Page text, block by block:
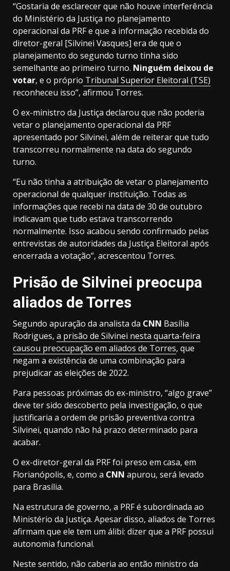
“Gostaria de esclarecer que não houve interferência
do Ministério da Justiça no planejamento
operacional da PRF e que a informação recebida do
diretor-geral [Silvinei Vasques] era de que o
planejamento do segundo turno tinha sido
semelhante ao primeiro turno. Ninguém deixou de
votar, e o próprio Tribunal Superior Eleitoral (TSE)
reconheceu isso”, afirmou Torres.
O ex-ministro da Justiça declarou que não poderia
vetar o planejamento operacional da PRF
apresentado por Silvinei, além de reiterar que tudo
transcorreu normalmente na data do segundo
turno.
“Eu não tinha a atribuição de vetar o planejamento
operacional de qualquer instituição. Todas as
informações que recebi na data de 30 de outubro
indicavam que tudo estava transcorrendo
normalmente. Isso acabou sendo confirmado pelas
entrevistas de autoridades da Justiça Eleitoral após
encerrada a votação”, acrescentou Torres.
Prisão de Silvinei preocupa
aliados de Torres
Segundo apuração da analista da CNN Basília
Rodrigues, a prisão de Silvinei nesta quarta-feira
causou preocupação em aliados de Torres, que
negam a existência de uma combinação para
prejudicar as eleições de 2022.
Para pessoas próximas do ex-ministro, “algo grave”
deve ter sido descoberto pela investigação, o que
justificaria a ordem de prisão preventiva contra
Silvinei, quando não há prazo determinado para
acabar.
O ex-diretor-geral da PRF foi preso em casa, em
Florianópolis, e, como a CNN apurou, será levado
para Brasília.
Na estrutura de governo, a PRF é subordinada ao
Ministério da Justiça. Apesar disso, aliados de Torres
afirmam que ele tem um álibi: dizer que a PRF possui
autonomia funcional.
Neste sentido, não caberia ao então ministro da